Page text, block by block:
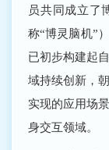
员共同成立了
称“博灵脑机”
已初步构建起
域持续创新，
实现的应用场
身交互领域。